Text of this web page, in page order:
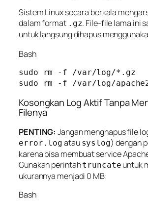
Sistem Linux secara berkala
dalam format .gz. File-file lama ini
untuk langsung dihapus
Bash
sudo rm -f /var/log/*.gz
Kosongkan Log Aktif Tanpa
Filenya
PENTING: Jangan menghapus file
error.log atau syslog) dengan
karena bisa membuat service
Gunakan perintahtruncate untuk
ukurannya menjadi 0 MB:
Bash